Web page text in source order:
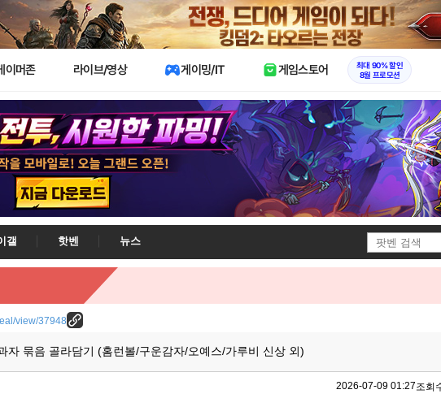
X
이머존 라이브/영상 게이밍/IT 게임스토어
최대 90% 할인
8월 프로모션
갤 핫벤
뉴스
view/37948
자 묶음 골라담기 (홈런볼/구운감자/오예스/가루비 신상 외)
2026-07-09 01:27조회